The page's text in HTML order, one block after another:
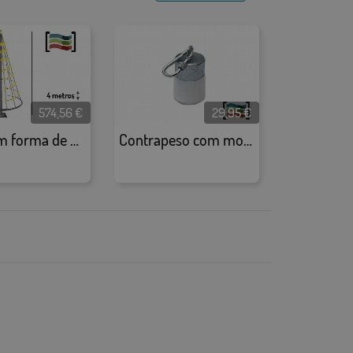
Luzes em forma de árvore de Natal para mastro
574,56 €
Contrapeso com mosquetão
29,95€